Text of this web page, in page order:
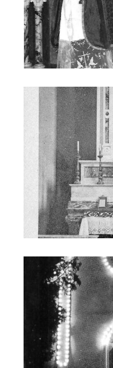
Chiesa di San
Chiesa di San